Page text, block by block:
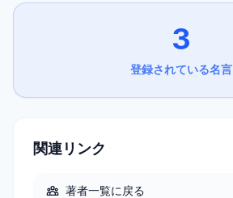
3
登録されている名言
関連リンク
著者一覧に戻る